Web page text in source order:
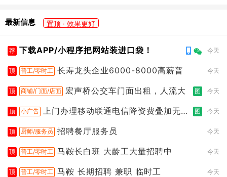
最新信息 置顶 · 效果更好
荐 下载APP/小程序把网站装进口袋！ 今天
顶 普工/零时工 长寿龙头企业6000-8000高薪普 今天
顶 商铺/门面/店面 宏声桥公交车门面出租，人流大 图 今天
顶 小广告 上门办理移动联通电信降资费叠加无限
图 今天
顶 厨师/服务员 招聘餐厅服务员 今天
顶 普工/零时工 马鞍长白班 大龄工大量招聘中 今天
顶 普工/零时工 马鞍 长期招聘 兼职 临时工 今天